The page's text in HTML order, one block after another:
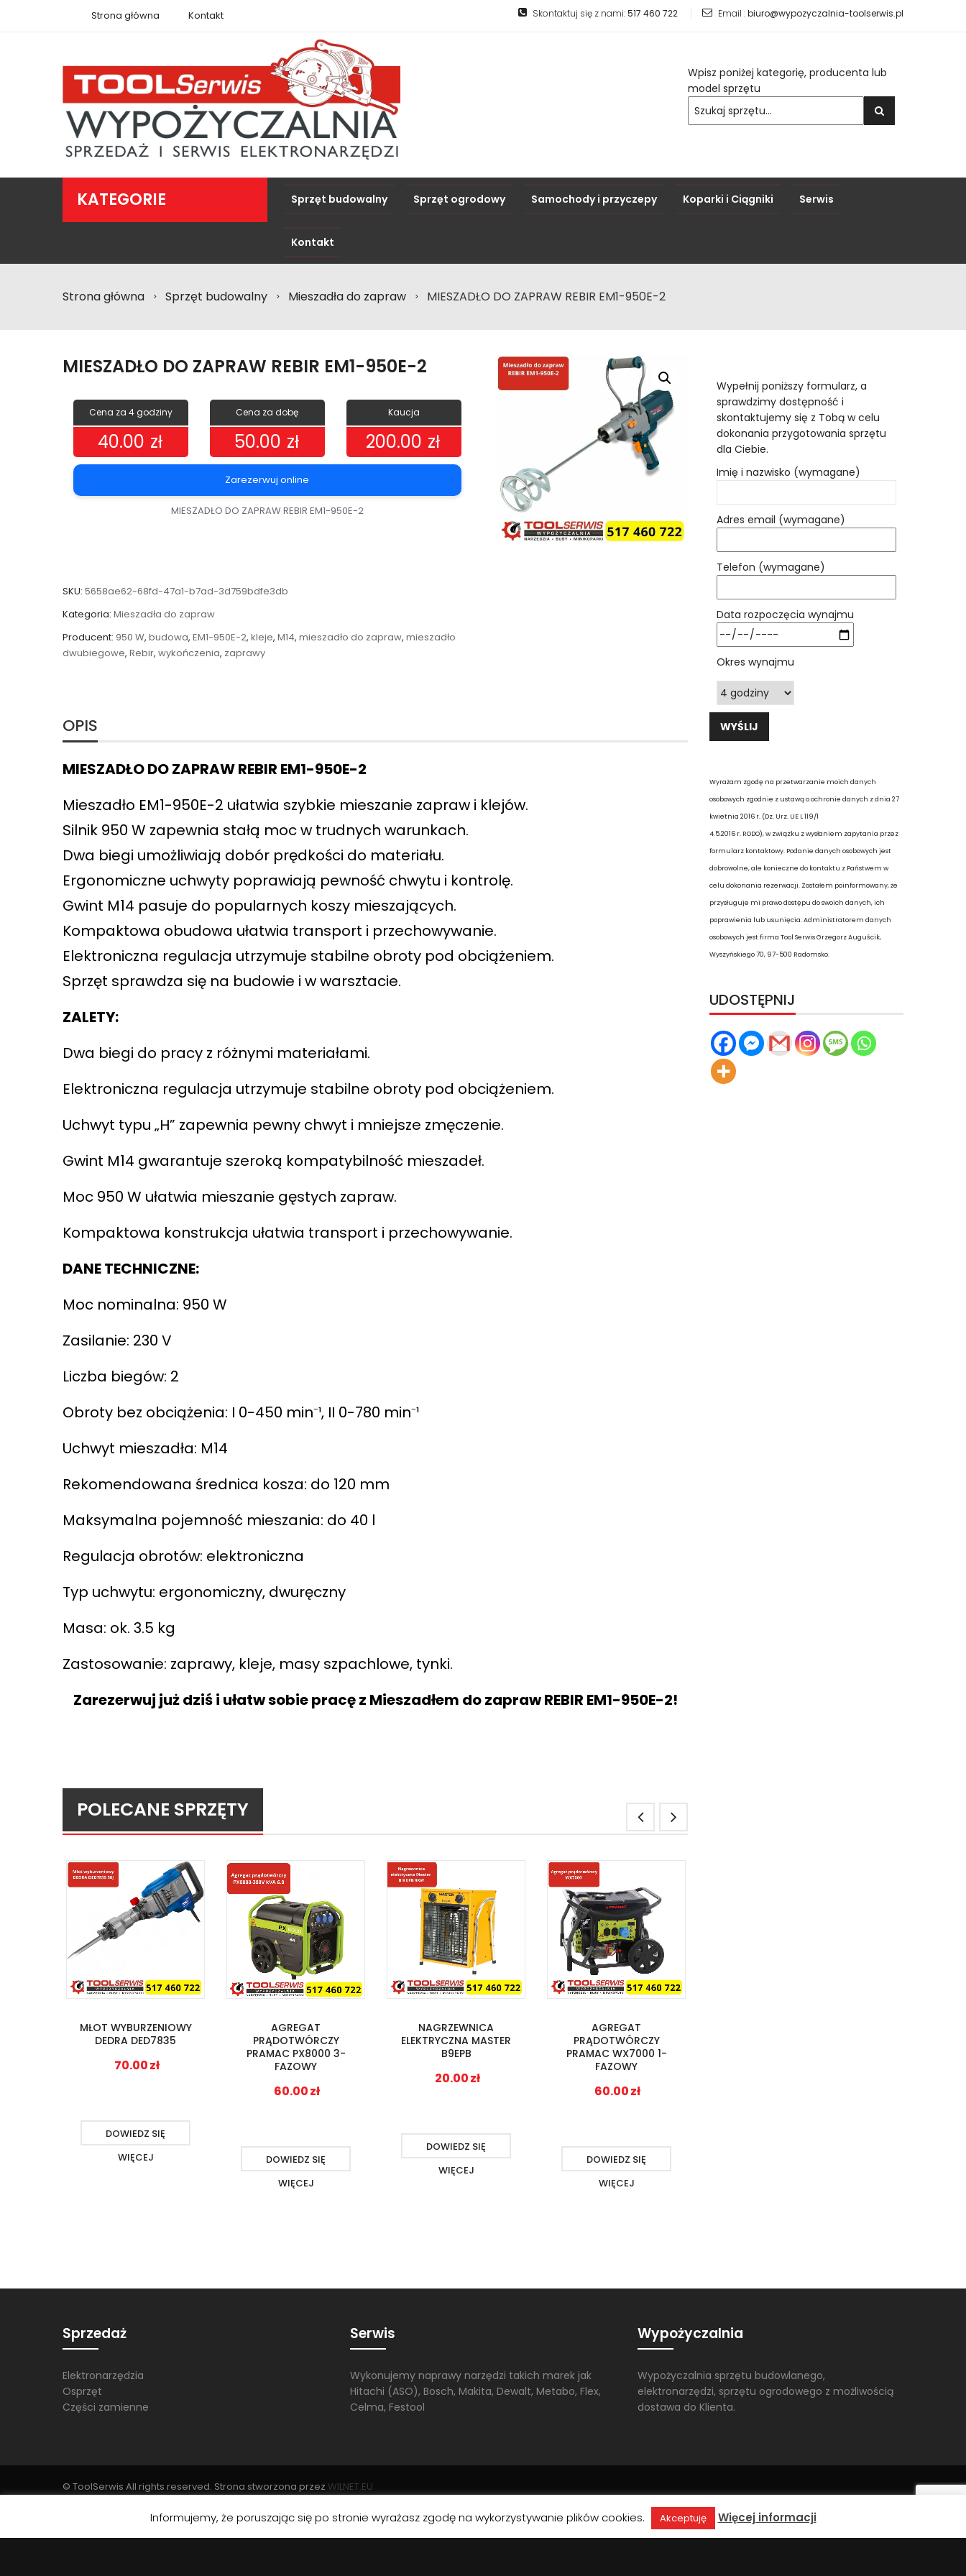
Strona główna Kontakt Skontaktuj się z nami:517 460 722 Email :biuro@wypozyczalnia-toolserwis.pl
Wpisz poniżej kategorię, producenta lub
model sprzętu
KATEGORIE Sprzęt budowalny Sprzęt ogrodowy Samochody i przyczepy Koparki i Ciągniki Serwis
Kontakt
Strona główna > Sprzęt budowalny > Mieszadła do zapraw > MIESZADŁO DO ZAPRAW REBIR EM1-950E-2
MIESZADŁO DO ZAPRAW REBIR EM1-950E-2
Cena za 4 godziny
40.00 zł
Cena za dobę
50.00 zł
Kaucja
200.00 zł
Zarezerwuj online
MIESZADŁO DO ZAPRAW REBIR EM1-950E-2
SKU: 5658ae62-68fd-47a1-b7ad-3d759bdfe3db
Kategoria: Mieszadła do zapraw
Producent: 950 W, budowa, EM1-950E-2, kleje, M14, mieszadło do zapraw, mieszadło
dwubiegowe, Rebir, wykończenia, zaprawy
OPIS
MIESZADŁO DO ZAPRAW REBIR EM1-950E-2
Mieszadło EM1-950E-2 ułatwia szybkie mieszanie zapraw i klejów.
Silnik 950 W zapewnia stałą moc w trudnych warunkach.
Dwa biegi umożliwiają dobór prędkości do materiału.
Ergonomiczne uchwyty poprawiają pewność chwytu i kontrolę.
Gwint M14 pasuje do popularnych koszy mieszających.
Kompaktowa obudowa ułatwia transport i przechowywanie.
Elektroniczna regulacja utrzymuje stabilne obroty pod obciążeniem.
Sprzęt sprawdza się na budowie i w warsztacie.
ZALETY:
Dwa biegi do pracy z różnymi materiałami.
Elektroniczna regulacja utrzymuje stabilne obroty pod obciążeniem.
Uchwyt typu „H” zapewnia pewny chwyt i mniejsze zmęczenie.
Gwint M14 gwarantuje szeroką kompatybilność mieszadeł.
Moc 950 W ułatwia mieszanie gęstych zapraw.
Kompaktowa konstrukcja ułatwia transport i przechowywanie.
DANE TECHNICZNE:
Moc nominalna: 950 W
Zasilanie: 230 V
Liczba biegów: 2
Obroty bez obciążenia: I 0-450 min⁻¹, II 0-780 min⁻¹
Uchwyt mieszadła: M14
Rekomendowana średnica kosza: do 120 mm
Maksymalna pojemność mieszania: do 40 l
Regulacja obrotów: elektroniczna
Typ uchwytu: ergonomiczny, dwuręczny
Masa: ok. 3.5 kg
Zastosowanie: zaprawy, kleje, masy szpachlowe, tynki.
Zarezerwuj już dziś i ułatw sobie pracę z Mieszadłem do zapraw REBIR EM1-950E-2!
POLECANE SPRZĘTY
MŁOT WYBURZENIOWY
DEDRA DED7835
70.00zł
DOWIEDZ SIĘ
WIĘCEJ
AGREGAT
PRĄDOTWÓRCZY
PRAMAC PX8000 3-
FAZOWY
60.00zł
DOWIEDZ SIĘ
WIĘCEJ
NAGRZEWNICA
ELEKTRYCZNA MASTER
B9EPB
20.00zł
DOWIEDZ SIĘ
WIĘCEJ
AGREGAT
PRĄDOTWÓRCZY
PRAMAC WX7000 1-
FAZOWY
60.00zł
DOWIEDZ SIĘ
WIĘCEJ
Wypełnij poniższy formularz, a
sprawdzimy dostępność i
skontaktujemy się z Tobą w celu
dokonania przygotowania sprzętu
dla Ciebie.
Imię i nazwisko (wymagane)
Adres email (wymagane)
Telefon (wymagane)
Data rozpoczęcia wynajmu
Okres wynajmu
Wyrażam zgodę na przetwarzanie moich danych
osobowych zgodnie z ustawą o ochronie danych z dnia 27
kwietnia 2016 r. (Dz. Urz. UE L 119/1
4.5.2016 r. RODO), w związku z wysłaniem zapytania przez
formularz kontaktowy. Podanie danych osobowych jest
dobrowolne, ale konieczne do kontaktu z Państwem w
celu dokonania rezerwacji. Zostałem poinformowany, że
przysługuje mi prawo dostępu do swoich danych, ich
poprawienia lub usunięcia. Administratorem danych
osobowych jest firma Tool Serwis Grzegorz Auguścik,
Wyszyńskiego 70, 97-500 Radomsko.
UDOSTĘPNIJ
Sprzedaż
Elektronarzędzia
Osprzęt
Części zamienne
Serwis
Wykonujemy naprawy narzędzi takich marek jak
Hitachi (ASO), Bosch, Makita, Dewalt, Metabo, Flex,
Celma, Festool
Wypożyczalnia
Wypożyczalnia sprzętu budowlanego,
elektronarzędzi, sprzętu ogrodowego z możliwością
dostawa do Klienta.
© ToolSerwis All rights reserved. Strona stworzona przez WILNET.EU
Informujemy, że poruszając się po stronie wyrażasz zgodę na wykorzystywanie plików cookies. Akceptuję Więcej informacji
Template (motyw nadrzędny): vg-labo
Child Theme (jeśli istnieje): vg-labo-child